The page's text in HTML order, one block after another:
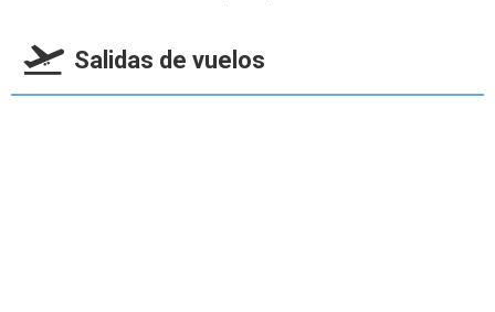
Salidas de vuelos